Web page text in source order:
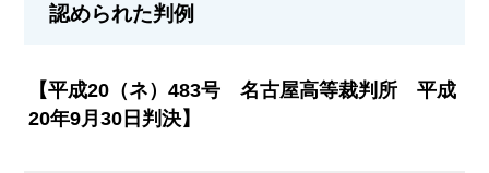
認められた判例
【平成20（ネ）483号 名古屋高等裁判所 平成
20年9月30日判決】